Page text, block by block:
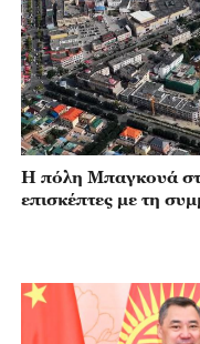
Η πόλη Μπαγκουά στο
επισκέπτες με τη